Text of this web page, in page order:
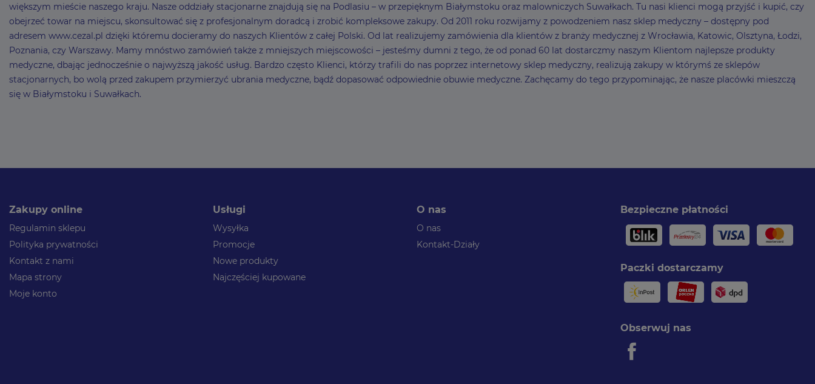
większym mieście naszego kraju. Nasze oddziały stacjonarne znajdują się na Podlasiu – w przepięknym Białymstoku oraz malowniczych Suwałkach. Tu nasi klienci mogą przyjść i kupić, czy
obejrzeć towar na miejscu, skonsultować się z profesjonalnym doradcą i zrobić kompleksowe zakupy. Od 2011 roku rozwijamy z powodzeniem nasz sklep medyczny – dostępny pod
adresem www.cezal.pl dzięki któremu docieramy do naszych Klientów z całej Polski. Od lat realizujemy zamówienia dla klientów z branży medycznej z Wrocławia, Katowic, Olsztyna, Łodzi,
Poznania, czy Warszawy. Mamy mnóstwo zamówień także z mniejszych miejscowości – jesteśmy dumni z tego, że od ponad 60 lat dostarczmy naszym Klientom najlepsze produkty
medyczne, dbając jednocześnie o najwyższą jakość usług. Bardzo często Klienci, którzy trafili do nas poprzez internetowy sklep medyczny, realizują zakupy w którymś ze sklepów
stacjonarnych, bo wolą przed zakupem przymierzyć ubrania medyczne, bądź dopasować odpowiednie obuwie medyczne. Zachęcamy do tego przypominając, że nasze placówki mieszczą
się w Białymstoku i Suwałkach.
Zakupy online
Regulamin sklepu
Polityka prywatności
Kontakt z nami
Mapa strony
Moje konto
Usługi
Wysyłka
Promocje
Nowe produkty
Najczęściej kupowane
O nas
O nas
Kontakt-Działy
Bezpieczne płatności
Paczki dostarczamy
Obserwuj nas